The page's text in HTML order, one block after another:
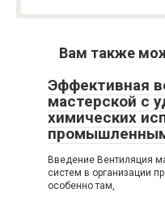
Вам также
Эффективная
мастерской с
химических
Введение Вентиляция
систем в организации
особенно там,